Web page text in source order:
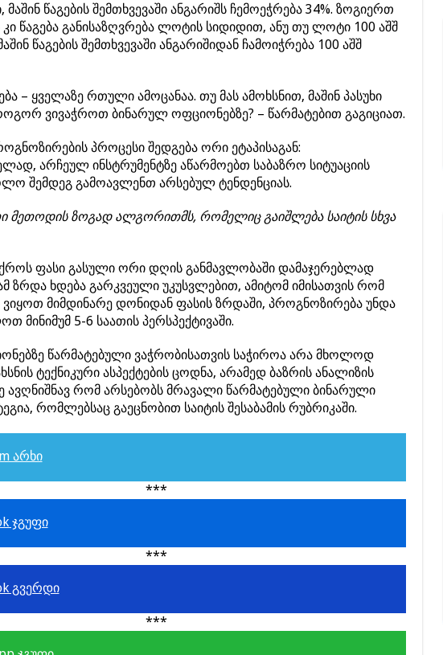
წაგების შემთხვევაში ანგარიშს ჩემოეჭრება 34%. ზოგიერთ
წაგება განისაზღვრება ლოტის სიდიდით, ანუ თუ ლოტი 100 აშშ
წაგების შემთხვევაში ანგარიშიდან ჩამოიჭრება 100 აშშ
– ყველაზე რთული ამოცანაა. თუ მას ამოხსნით, მაშინ პასუხი
ვივაჭროთ ბინარულ ოფციონებზე? – წარმატებით გაგიციათ.
პროცესი შედგება ორი ეტაპისაგან:
არჩეულ ინსტრუმენტზე აწარმოებთ საბაზრო სიტუაციის
შემდეგ გამოავლენთ არსებულ ტენდენციას.
მეთოდის ზოგად ალგორითმს, რომელიც გაიშლება საიტის სხვა
ფასი გასული ორი დღის განმავლობაში დამაჯერებლად
ზრდა ხდება გარკვეული უკუსვლებით, ამიტომ იმისათვის რომ
მიმდინარე დონიდან ფასის ზრდაში, პროგნოზირება უნდა
მინიმუმ 5-6 საათის პერსპექტივაში.
წარმატებული ვაჭრობისათვის საჭიროა არა მხოლოდ
ტექნიკური ასპექტების ცოდნა, არამედ ბაზრის ანალიზის
ავღნიშნავ რომ არსებობს მრავალი წარმატებული ბინარული
რომლებსაც გაეცნობით საიტის შესაბამის რუბრიკაში.
არხი
***
ჯგუფი
***
გვერდი
***